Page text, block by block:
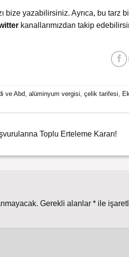
bize yazabilirsiniz. Ayrıca, bu
kanallarımızdan takip
veAbd ,alüminyum vergisi ,çelik tarifesi
Toplu Erteleme Kararı!
Gerekli alanlar * ile